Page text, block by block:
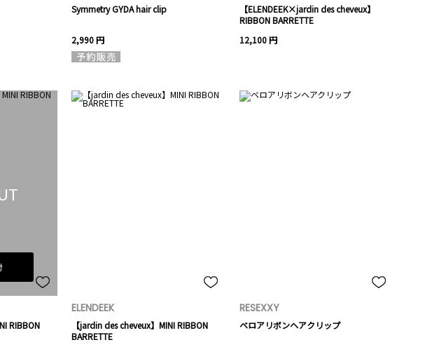
Symmetry GYDA hair clip
2,990 円
【ELENDEEK×jardin des cheveux】
RIBBON BARRETTE
12,100 円
RIBBON
ELENDEEK
【jardin des cheveux】MINI RIBBON
BARRETTE
RESEXXY
ベロアリボンヘアクリップ